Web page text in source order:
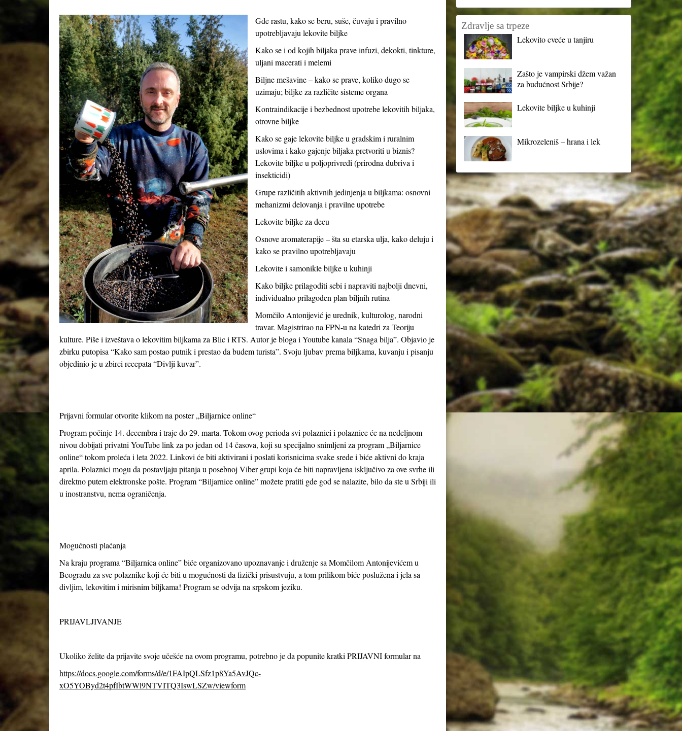
Gde rastu, kako se beru, suše, čuvaju i pravilno
upotrebljavaju lekovite biljke
Kako se i od kojih biljaka prave infuzi, dekokti, tinkture,
uljani macerati i melemi
Biljne mešavine – kako se prave, koliko dugo se
uzimaju; biljke za različite sisteme organa
Kontraindikacije i bezbednost upotrebe lekovitih biljaka,
otrovne biljke
Kako se gaje lekovite biljke u gradskim i ruralnim
uslovima i kako gajenje biljaka pretvoriti u biznis?
Lekovite biljke u poljoprivredi (prirodna đubriva i
insekticidi)
Grupe različitih aktivnih jedinjenja u biljkama: osnovni
mehanizmi delovanja i pravilne upotrebe
Lekovite biljke za decu
Osnove aromaterapije – šta su etarska ulja, kako deluju i
kako se pravilno upotrebljavaju
Lekovite i samonikle biljke u kuhinji
Kako biljke prilagoditi sebi i napraviti najbolji dnevni,
individualno prilagođen plan biljnih rutina
Momčilo Antonijević je urednik, kulturolog, narodni
travar. Magistrirao na FPN-u na katedri za Teoriju
kulture. Piše i izveštava o lekovitim biljkama za Blic i RTS. Autor je bloga i Youtube kanala “Snaga bilja”. Objavio je
zbirku putopisa “Kako sam postao putnik i prestao da budem turista”. Svoju ljubav prema biljkama, kuvanju i pisanju
objedinio je u zbirci recepata “Divlji kuvar”.
Prijavni formular otvorite klikom na poster „Biljarnice online“
Program počinje 14. decembra i traje do 29. marta. Tokom ovog perioda svi polaznici i polaznice će na nedeljnom
nivou dobijati privatni YouTube link za po jedan od 14 časova, koji su specijalno snimljeni za program „Biljarnice
online“ tokom proleća i leta 2022. Linkovi će biti aktivirani i poslati korisnicima svake srede i biće aktivni do kraja
aprila. Polaznici mogu da postavljaju pitanja u posebnoj Viber grupi koja će biti napravljena isključivo za ove svrhe ili
direktno putem elektronske pošte. Program “Biljarnice online” možete pratiti gde god se nalazite, bilo da ste u Srbiji ili
u inostranstvu, nema ograničenja.
Mogućnosti plaćanja
Na kraju programa “Biljarnica online” biće organizovano upoznavanje i druženje sa Momčilom Antonijevićem u
Beogradu za sve polaznike koji će biti u mogućnosti da fizički prisustvuju, a tom prilikom biće poslužena i jela sa
divljim, lekovitim i mirisnim biljkama! Program se odvija na srpskom jeziku.
PRIJAVLJIVANJE
Ukoliko želite da prijavite svoje učešće na ovom programu, potrebno je da popunite kratki PRIJAVNI formular na
https://docs.google.com/forms/d/e/1FAIpQLSfz1p8Ya5AvJQc-
xO5YOByd2t4pfIbtWWl9NTVITQ3IswLSZw/viewform
Zdravlje sa trpeze
Lekovito cveće u tanjiru
Zašto je vampirski džem važan
za budućnost Srbije?
Lekovite biljke u kuhinji
Mikrozeleniš – hrana i lek